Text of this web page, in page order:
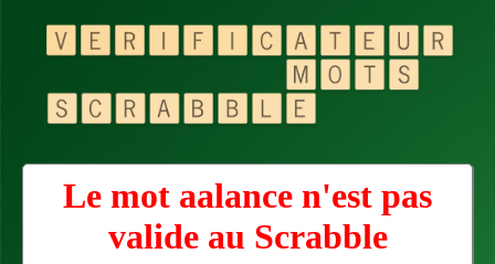
Le mot aalance n'est pas
valide au Scrabble